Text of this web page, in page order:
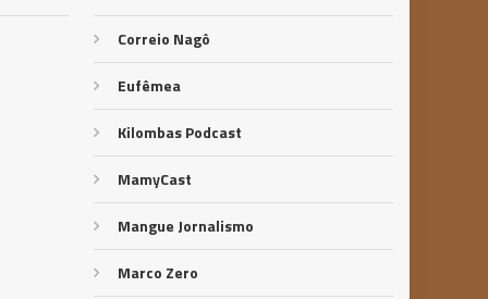
Correio Nagô
Eufêmea
Kilombas Podcast
MamyCast
Mangue Jornalismo
Marco Zero